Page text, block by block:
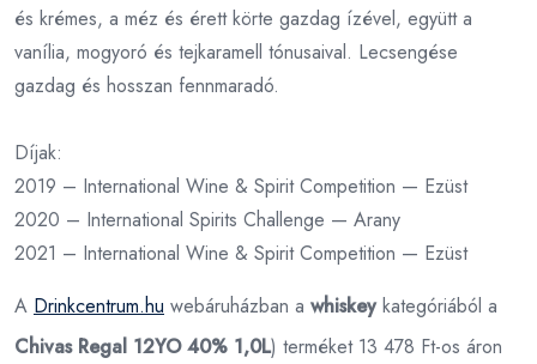
és krémes, a méz és érett körte gazdag ízével, együtt a
vanília, mogyoró és tejkaramell tónusaival. Lecsengése
gazdag és hosszan fennmaradó.
Díjak:
2019 – International Wine & Spirit Competition — Ezüst
2020 – International Spirits Challenge — Arany
2021 – International Wine & Spirit Competition — Ezüst
A Drinkcentrum.hu webáruházban a whiskeykategóriából a
Chivas Regal 12YO 40% 1,0L) terméket 13 478 Ft-os áron